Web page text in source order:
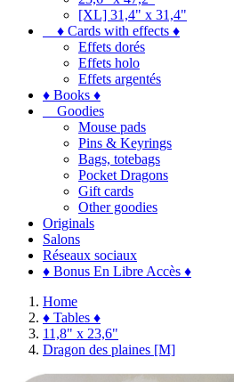
[XL] 31,4" x 31,4"
♦ Cards with effects ♦
Effets dorés
Effets holo
Effets argentés
♦ Books ♦
Goodies
Mouse pads
Pins & Keyrings
Bags, totebags
Pocket Dragons
Gift cards
Other goodies
Originals
Salons
Réseaux sociaux
♦ Bonus En Libre Accès ♦
Home
♦ Tables ♦
11,8" x 23,6"
Dragon des plaines [M]